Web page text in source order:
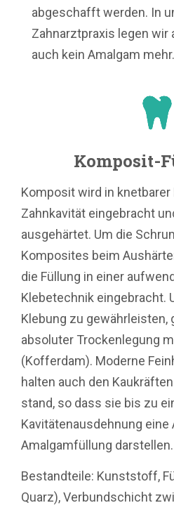
abgeschafft werden. In
Zahnarztpraxis legen wir
auch kein Amalgam mehr.
Komposit-
Komposit wird in
Zahnkavität eingebracht
ausgehärtet. Um die
Komposites beim
die Füllung in einer
Klebetechnik eingebracht.
Klebung zu
absoluter Trockenlegung
(Kofferdam). Moderne
halten auch den
stand, so dass sie bis zu
Kavitätenausdehnung eine
Amalgamfüllung darstellen.
Bestandteile: Kunststoff,
Quarz), Verbundschicht